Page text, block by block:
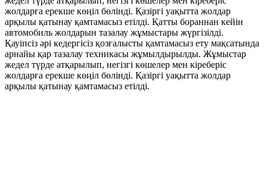
жолдарға ерекше көңіл бөлінді. Қазіргі уақытта жолдар
арқылы қатынау қамтамасыз етілді. Қатты бораннан кейін
автомобиль жолдарын тазалау жұмыстары жүргізілді.
Қауіпсіз әрі кедергісіз қозғалысты қамтамасыз ету мақсатында
арнайы қар тазалау техникасы жұмылдырылды. Жұмыстар
жедел түрде атқарылып, негізгі көшелер мен кіреберіс
жолдарға ерекше көңіл бөлінді. Қазіргі уақытта жолдар
арқылы қатынау қамтамасыз етілді.